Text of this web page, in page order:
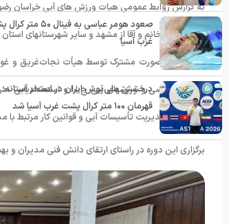
شرکت‌کننده خانم و آقا از مشهد و سایر شهرستانهای
این دوره به‌صورت مشترک توسط هیأت نجات‌غریق و
غریق و غواصی و ورزشهای آبی ج.ا.ا و استعدادیابی
استخرها و مدیریت تأسیسات آبی و قوانین کار مرتبط با
برگزاری این دوره در راستای ارتقای دانش فنی مدیران و
صعود هومر عباسی به
غرب آسیا
درخشش ملی‌پوش ایران در استخر
قهرمان ۱۰۰ متر کرال پشت غرب آسیا شد